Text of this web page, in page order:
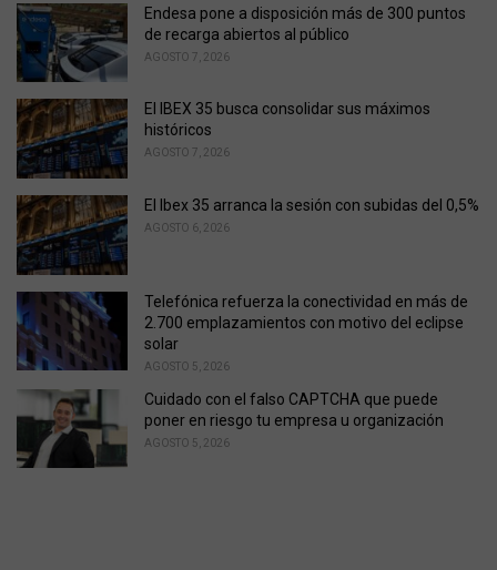
o
r
i
:
Endesa pone a disposición más de 300 puntos
de recarga abiertos al público
AGOSTO 7, 2026
El IBEX 35 busca consolidar sus máximos
históricos
AGOSTO 7, 2026
El Ibex 35 arranca la sesión con subidas del 0,5%
AGOSTO 6, 2026
Telefónica refuerza la conectividad en más de
2.700 emplazamientos con motivo del eclipse
solar
AGOSTO 5, 2026
Cuidado con el falso CAPTCHA que puede
poner en riesgo tu empresa u organización
AGOSTO 5, 2026